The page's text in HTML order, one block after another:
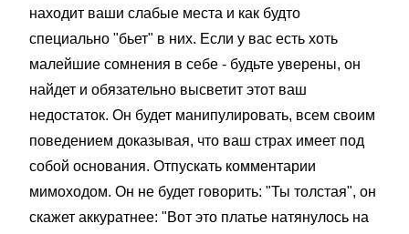
находит ваши слабые места и как будто
специально "бьет" в них. Если у вас есть хоть
малейшие сомнения в себе - будьте уверены, он
найдет и обязательно высветит этот ваш
недостаток. Он будет манипулировать, всем своим
поведением доказывая, что ваш страх имеет под
собой основания. Отпускать комментарии
мимоходом. Он не будет говорить: "Ты толстая", он
скажет аккуратнее: "Вот это платье натянулось на